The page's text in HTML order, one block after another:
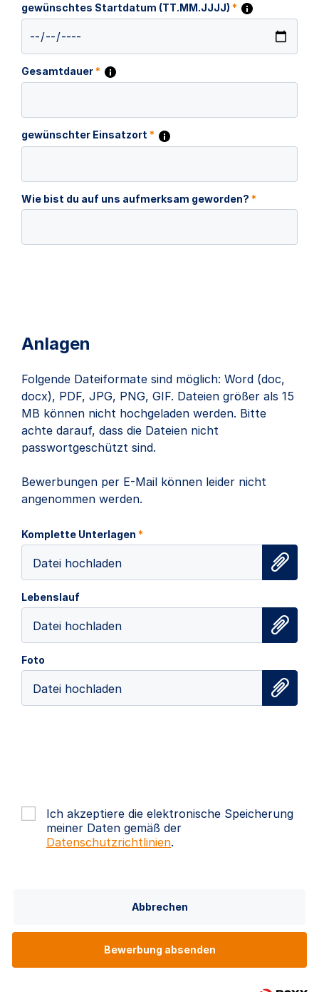
gewünschtes Startdatum (TT.MM.JJJJ) *
Gesamtdauer*
gewünschter Einsatzort *
Wie bist du auf uns aufmerksam geworden? *
Anlagen
Folgende Dateiformate sind möglich: Word (doc,
docx), PDF, JPG, PNG, GIF. Dateien größer als 15
MB können nicht hochgeladen werden. Bitte
achte darauf, dass die Dateien nicht
passwortgeschützt sind.
Bewerbungen per E-Mail können leider nicht
angenommen werden.
Komplette Unterlagen *
Datei hochladen
Lebenslauf
Datei hochladen
Foto
Datei hochladen
Ich akzeptiere die elektronische Speicherung
meiner Daten gemäß der
Datenschutzrichtlinien.
Abbrechen
Bewerbung absenden